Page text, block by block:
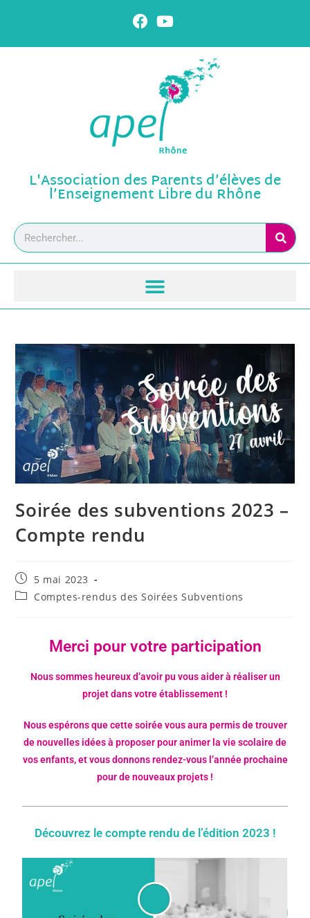
L'Association des Parents d’élèves de
l’Enseignement Libre du Rhône
Soirée des subventions 2023 –
Compte rendu
5 mai 2023
Comptes-rendus des Soirées Subventions
Merci pour votre participation
Nous sommes heureux d’avoir pu vous aider à réaliser un
projet dans votre établissement !
Nous espérons que cette soirée vous aura permis de trouver
de nouvelles idées à proposer pour animer la vie scolaire de
vos enfants, et vous donnons rendez-vous l’année prochaine
pour de nouveaux projets !
Découvrez le compte rendu de l’édition 2023 !